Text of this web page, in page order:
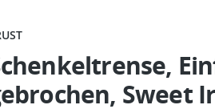
Sweet